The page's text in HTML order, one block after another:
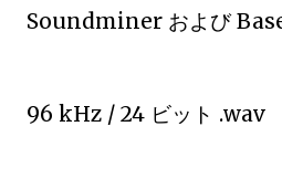
Soundminer および
96 kHz / 24 ビット .wav